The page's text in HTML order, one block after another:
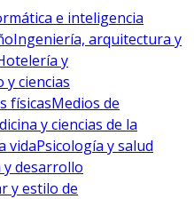
e inteligencia
Ingeniería, arquitectura y
y
y ciencias
físicasMedios de
y ciencias de la
vidaPsicología y salud
y desarrollo
y estilo de